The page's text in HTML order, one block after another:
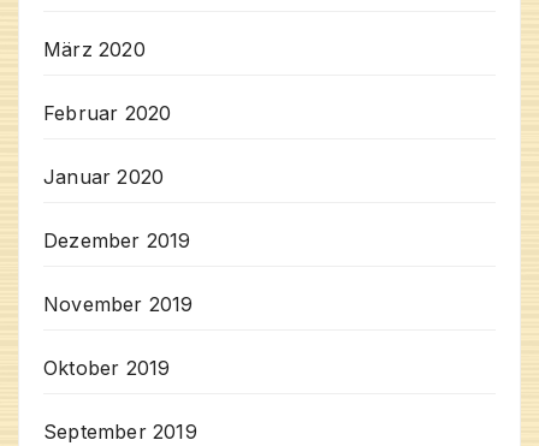
März 2020
Februar 2020
Januar 2020
Dezember 2019
November 2019
Oktober 2019
September 2019